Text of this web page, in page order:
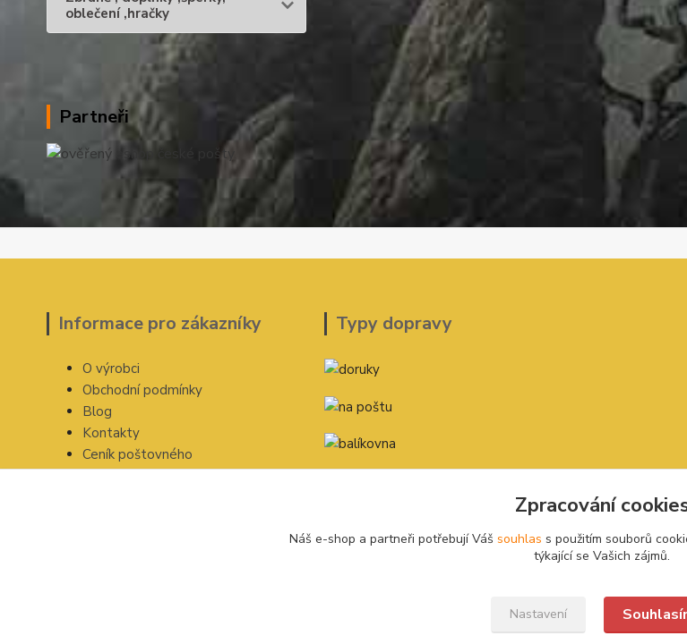
oblečení ,hračky
Partneři
Informace pro zákazníky
O výrobci
Obchodní podmínky
Blog
Kontakty
Ceník poštovného
Typy dopravy
Zpracování
Náš e-shop a partneři potřebují Váš souhlas s použitím souborů
týkající se Vašich zájmů.
Nastavení